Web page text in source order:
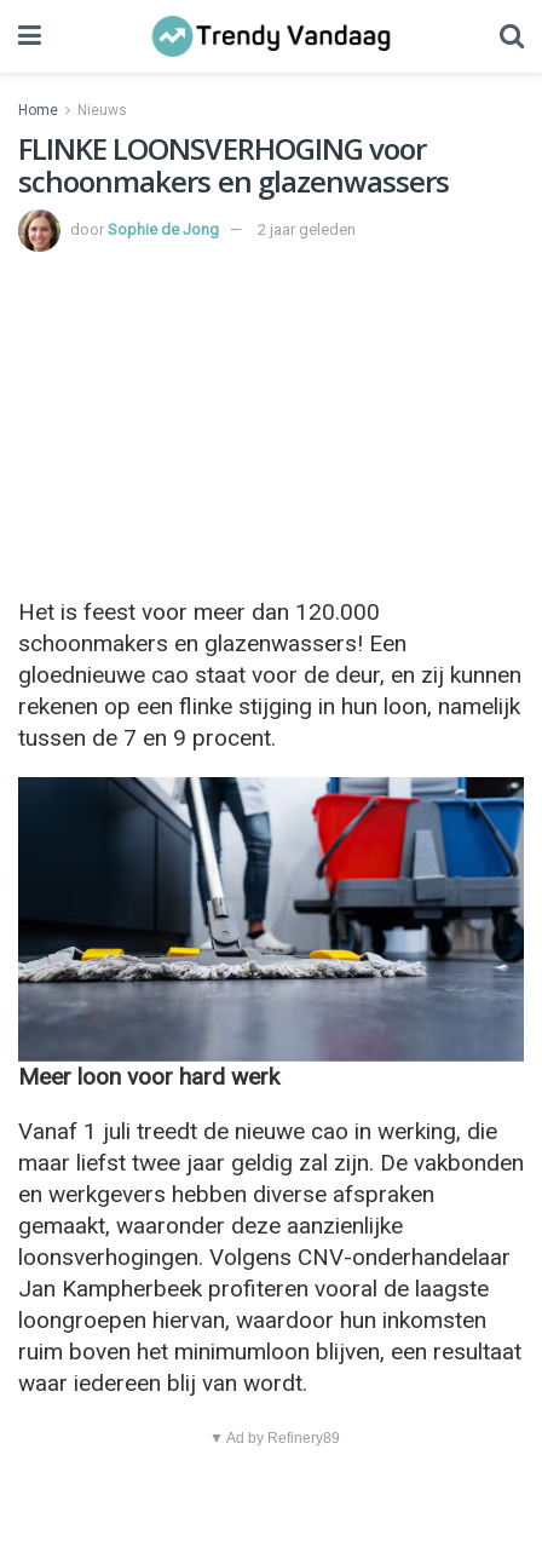
Home Nieuws
FLINKE LOONSVERHOGING voor
schoonmakers en glazenwassers
door Sophie de Jong 2 jaar geleden
Het is feest voor meer dan 120.000
schoonmakers en glazenwassers! Een
gloednieuwe cao staat voor de deur, en zij kunnen
rekenen op een flinke stijging in hun loon, namelijk
tussen de 7 en 9 procent.
Meer loon voor hard werk
Vanaf 1 juli treedt de nieuwe cao in werking, die
maar liefst twee jaar geldig zal zijn. De vakbonden
en werkgevers hebben diverse afspraken
gemaakt, waaronder deze aanzienlijke
loonsverhogingen. Volgens CNV-onderhandelaar
Jan Kampherbeek profiteren vooral de laagste
loongroepen hiervan, waardoor hun inkomsten
ruim boven het minimumloon blijven, een resultaat
waar iedereen blij van wordt.
▼ Ad by Refinery89